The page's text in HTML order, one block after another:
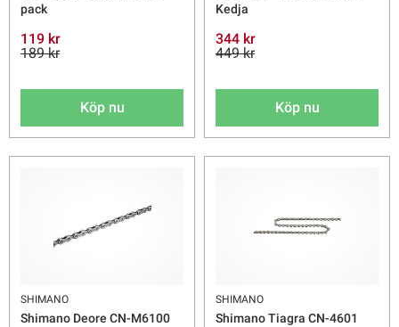
pack
119 kr
189 kr
Köp nu
Kedja
344 kr
449 kr
Köp nu
SHIMANO
Shimano Deore CN-M6100
SHIMANO
Shimano Tiagra CN-4601